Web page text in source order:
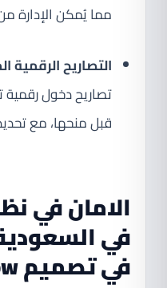
مما يُمكن الإدارة
التصاريح الرقمية
تصاريح دخول
قبل منحها، مع
الامان في
في
في تصميم Visitor Flow